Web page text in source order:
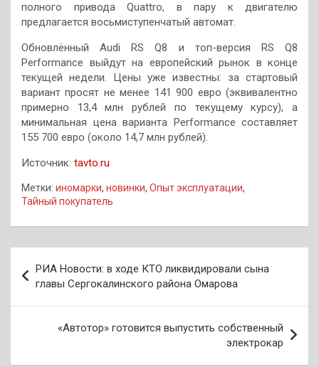
полного привода Quattro, в пару к двигателю
предлагается восьмиступенчатый автомат.
Обновлённый Audi RS Q8 и топ-версия RS Q8
Performance выйдут на европейский рынок в конце
текущей недели. Цены уже известны: за стартовый
вариант просят не менее 141 900 евро (эквивалентно
примерно 13,4 млн рублей по текущему курсу), а
минимальная цена варианта Performance составляет
155 700 евро (около 14,7 млн рублей).
Источник: tavto.ru
Метки: иномарки, новинки, Опыт эксплуатации,
Тайный покупатель
по
записям
РИА Новости: в ходе КТО ликвидировали сына
главы Сергокалинского района Омарова
«Автотор» готовится выпустить собственный
электрокар